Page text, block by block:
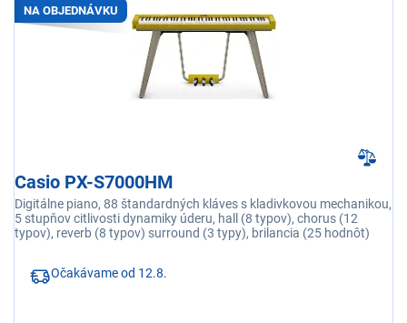
NA OBJEDNÁVKU
Casio PX-S7000HM
Digitálne piano, 88 štandardných kláves s kladivkovou mechanikou,
5 stupňov citlivosti dynamiky úderu, hall (8 typov), chorus (12
typov), reverb (8 typov) surround (3 typy), brilancia (25 hodnôt)
Očakávame od 12.8.